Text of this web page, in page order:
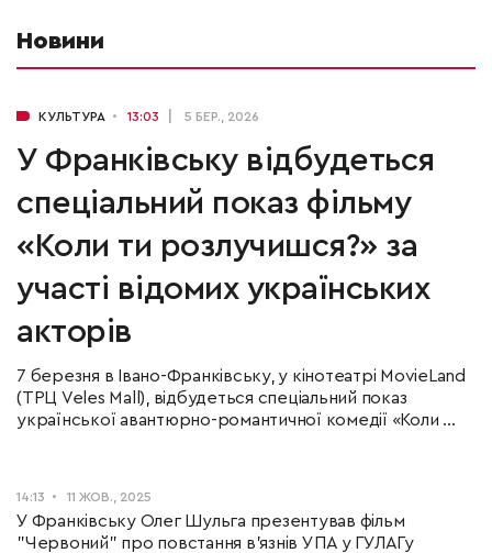
Новини
КУЛЬТУРА 13:03 5 БЕР., 2026
У Франківську відбудеться
спеціальний показ фільму
«Коли ти розлучишся?» за
участі відомих українських
акторів
7 березня в Івано-Франківську, у кінотеатрі MovieLand
(ТРЦ Veles Mall), відбудеться спеціальний показ
української авантюрно-романтичної комедії «Коли ...
14:13 11 ЖОВ., 2025
У Франківську Олег Шульга презентував фільм
"Червоний" про повстання в'язнів УПА у ГУЛАГу